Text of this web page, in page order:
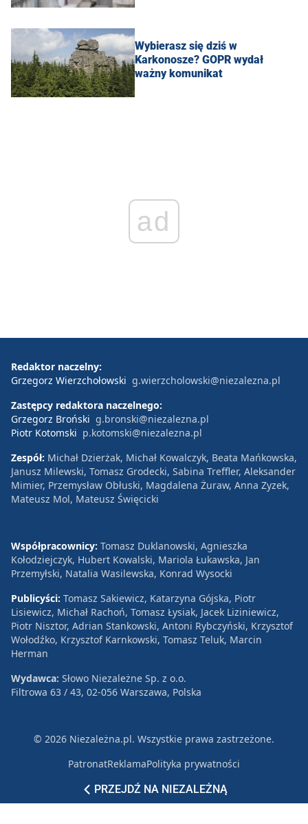
Wybierasz się dziś w
Karkonosze? GOPR wydał
ważny komunikat
ad
PRZEJDŹ NA NIEZALEŻNĄ
Redaktor naczelny:
Grzegorz Wierzchołowski g.wierzcholowski@niezalezna.pl
Zastępcy redaktora naczelnego:
Grzegorz Broński g.bronski@niezalezna.pl
Piotr Kotomski p.kotomski@niezalezna.pl
Zespół: Michał Dzierżak, Michał Kowalczyk, Beata Mańkowska,
Janusz Milewski, Tomasz Grodecki, Sabina Treffler, Aleksander
Mimier, Przemysław Obłuski, Magdalena Żuraw, Anna Zyzek,
Mateusz Mol, Mateusz Święcicki
Współpracownicy: Tomasz Duklanowski, Agnieszka
Kołodziejczyk, Hubert Kowalski, Mariola Łukawska, Jan
Przemyłski, Natalia Wasilewska, Konrad Wysocki
Publicyści: Tomasz Sakiewicz, Katarzyna Gójska, Piotr
Lisiewicz, Michał Rachoń, Tomasz Łysiak, Jacek Liziniewicz,
Piotr Nisztor, Adrian Stankowski, Antoni Rybczyński, Krzysztof
Wołodźko, Krzysztof Karnkowski, Tomasz Teluk, Marcin
Herman
Wydawca: Słowo Niezależne Sp. z o.o.
Filtrowa 63 / 43, 02-056 Warszawa, Polska
© 2026 Niezależna.pl. Wszystkie prawa zastrzeżone.
PatronatReklamaPolityka prywatności